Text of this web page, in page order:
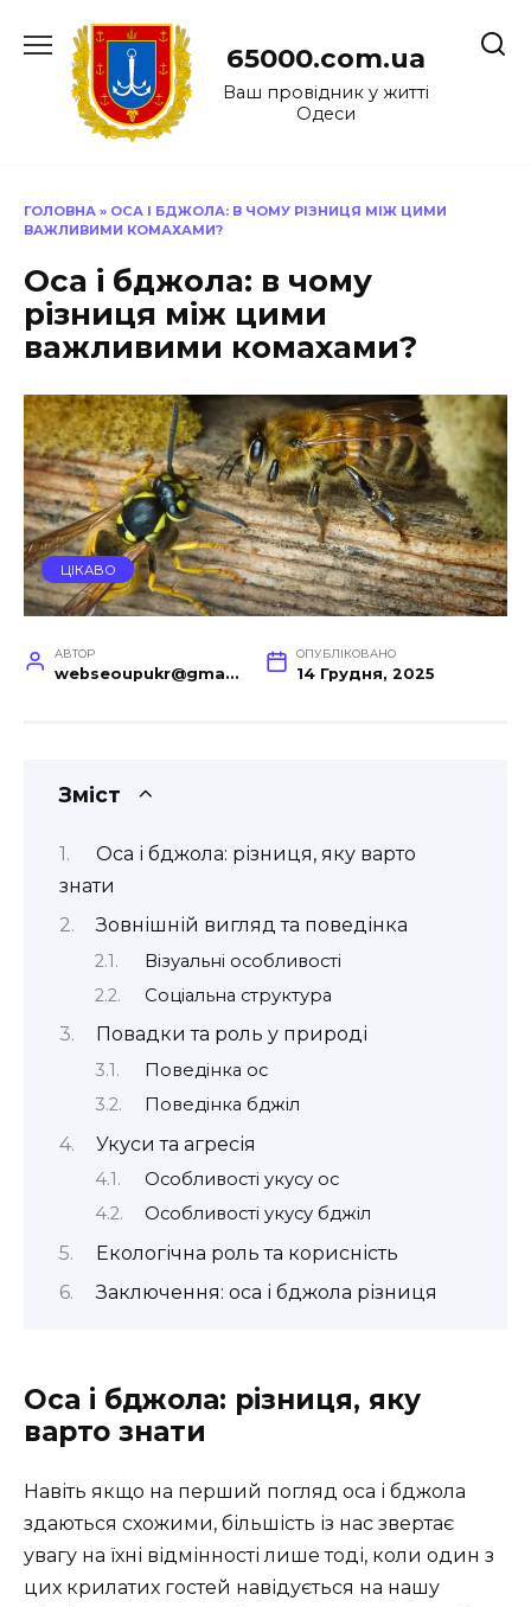
до
65000.com.ua
Ваш провідник у житті
Одеси
ГОЛОВНА » ОСА І БДЖОЛА: В ЧОМУ РІЗНИЦЯ МІЖ ЦИМИ
ВАЖЛИВИМИ КОМАХАМИ?
Оса і бджола: в чому
різниця між цими
важливими комахами?
ЦІКАВО
АВТОР
webseoupukr@gmail.com
ОПУБЛІКОВАНО
14 Грудня, 2025
Зміст
Оса і бджола: різниця, яку варто
знати
Зовнішній вигляд та поведінка
Візуальні особливості
Соціальна структура
Повадки та роль у природі
Поведінка ос
Поведінка бджіл
Укуси та агресія
Особливості укусу ос
Особливості укусу бджіл
Екологічна роль та корисність
Заключення: оса і бджола різниця
Оса і бджола: різниця, яку
варто знати
Навіть якщо на перший погляд оса і бджола
здаються схожими, більшість із нас звертає
увагу на їхні відмінності лише тоді, коли один з
цих крилатих гостей навідується на нашу